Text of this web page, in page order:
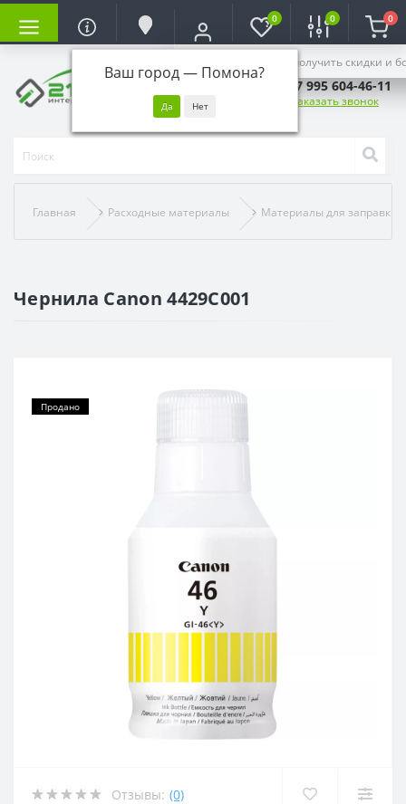
Ваш город — Помона?
Войдите, чтобы получить скидки и
0 0 0
+7 995 604-46-11
Заказать звонок
Главная Расходные материалы Материалы для заправки
Чернила Canon 4429C001
Продано
Отзывы: (0)